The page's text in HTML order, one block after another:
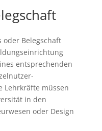
oder Belegschaft
entsprechenden
Lehrkräfte müssen
in den
oder Design